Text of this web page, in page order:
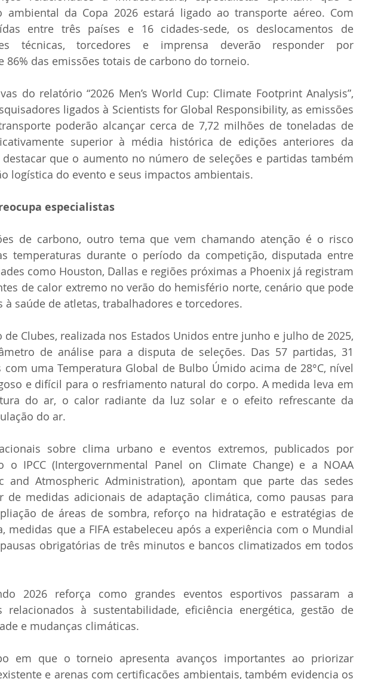
ambiental da Copa 2026 estará ligado ao transporte aéreo. Com
entre três países e 16 cidades-sede, os deslocamentos de
técnicas, torcedores e imprensa deverão responder por
86% das emissões totais de carbono do torneio.
do relatório “2026 Men’s World Cup: Climate Footprint Analysis”,
ligados à Scientists for Global Responsibility, as emissões
poderão alcançar cerca de 7,72 milhões de toneladas de
superior à média histórica de edições anteriores da
que o aumento no número de seleções e partidas também
logística do evento e seus impactos ambientais.
especialistas
de carbono, outro tema que vem chamando atenção é o risco
temperaturas durante o período da competição, disputada entre
como Houston, Dallas e regiões próximas a Phoenix já registram
de calor extremo no verão do hemisfério norte, cenário que pode
à saúde de atletas, trabalhadores e torcedores.
de Clubes, realizada nos Estados Unidos entre junho e julho de 2025,
de análise para a disputa de seleções. Das 57 partidas, 31
uma Temperatura Global de Bulbo Úmido acima de 28°C, nível
e difícil para o resfriamento natural do corpo. A medida leva em
do ar, o calor radiante da luz solar e o efeito refrescante da
do ar.
sobre clima urbano e eventos extremos, publicados por
o IPCC (Intergovernmental Panel on Climate Change) e a NOAA
and Atmospheric Administration), apontam que parte das sedes
de medidas adicionais de adaptação climática, como pausas para
de áreas de sombra, reforço na hidratação e estratégias de
medidas que a FIFA estabeleceu após a experiência com o Mundial
obrigatórias de três minutos e bancos climatizados em todos
2026 reforça como grandes eventos esportivos passaram a
relacionados à sustentabilidade, eficiência energética, gestão de
e mudanças climáticas.
em que o torneio apresenta avanços importantes ao priorizar
e arenas com certificações ambientais, também evidencia os